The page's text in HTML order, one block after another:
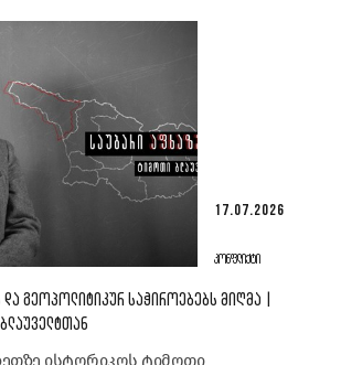
17.07.2026
ᲙᲝᲜᲤᲚᲘᲥᲢᲘ
ᲒᲔᲝᲞᲝᲚᲘᲢᲘᲙᲣᲠ ᲡᲐᲭᲘᲠᲝᲔᲑᲔᲑᲡ ᲛᲘᲦᲛᲐ |
ისტორიკოს ტიმოთი